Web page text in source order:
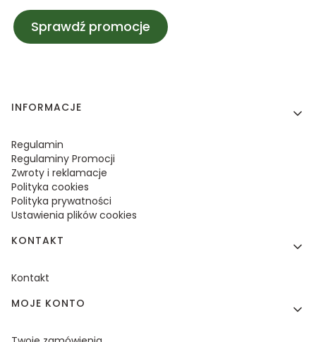
Sprawdź promocje
Linki w stopce
INFORMACJE
Regulamin
Regulaminy Promocji
Zwroty i reklamacje
Polityka cookies
Polityka prywatności
Ustawienia plików cookies
KONTAKT
Kontakt
MOJE KONTO